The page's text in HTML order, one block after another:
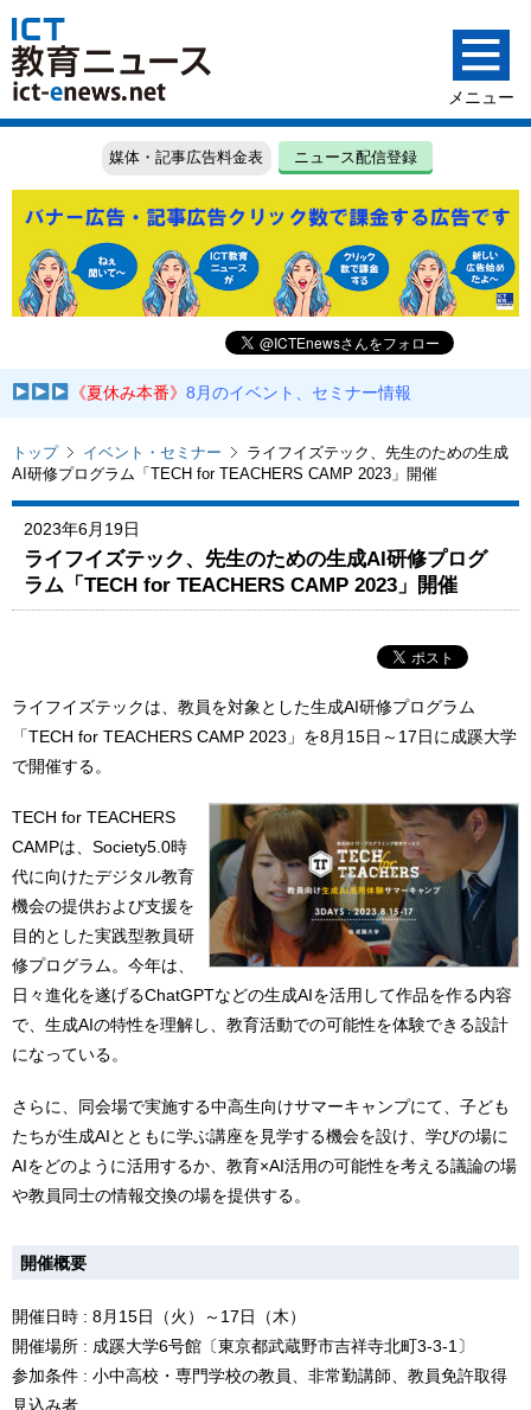
媒体・記事広告料金表 ニュース配信登録
《夏休み本番》8月のイベント、セミナー情報
トップ イベント・セミナー
ライフイズテック、先生のための生成
AI研修プログラム「TECH for TEACHERS CAMP 2023」開催
2023年6月19日
ライフイズテック、先生のための生成AI研修プログ
ラム「TECH for TEACHERS CAMP 2023」開催
ライフイズテックは、教員を対象とした生成AI研修プログラム
「TECH for TEACHERS CAMP 2023」を8月15日～17日に成蹊大学
で開催する。
TECH for TEACHERS
CAMPは、Society5.0時
代に向けたデジタル教育
機会の提供および支援を
目的とした実践型教員研
修プログラム。今年は、
日々進化を遂げるChatGPTなどの生成AIを活用して作品を作る内容
で、生成AIの特性を理解し、教育活動での可能性を体験できる設計
になっている。
さらに、同会場で実施する中高生向けサマーキャンプにて、子ども
たちが生成AIとともに学ぶ講座を見学する機会を設け、学びの場に
AIをどのように活用するか、教育×AI活用の可能性を考える議論の場
や教員同士の情報交換の場を提供する。
開催概要
開催日時 : 8月15日（火）～17日（木）
開催場所 : 成蹊大学6号館〔東京都武蔵野市吉祥寺北町3-3-1〕
参加条件 : 小中高校・専門学校の教員、非常勤講師、教員免許取得
見込み者